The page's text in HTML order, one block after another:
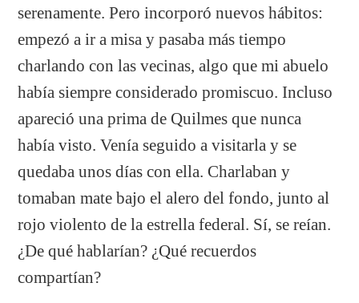
serenamente. Pero incorporó nuevos hábitos:
empezó a ir a misa y pasaba más tiempo
charlando con las vecinas, algo que mi abuelo
había siempre considerado promiscuo. Incluso
apareció una prima de Quilmes que nunca
había visto. Venía seguido a visitarla y se
quedaba unos días con ella. Charlaban y
tomaban mate bajo el alero del fondo, junto al
rojo violento de la estrella federal. Sí, se reían.
¿De qué hablarían? ¿Qué recuerdos
compartían?